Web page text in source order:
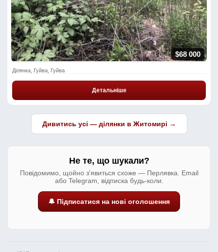
$68 000
Ділянка, Гуйва, Гуйва
Детальніше
Дивитись усі — ділянки в Житомирі →
Не те, що шукали?
Повідомимо, щойно з'явиться схоже — Перлявка. Email
або Telegram, відписка будь-коли.
🔔 Підписатися на нові оголошення